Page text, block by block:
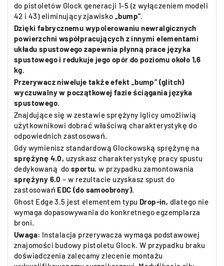
do pistoletów Glock generacji 1-5 (z wyłączeniem modeli
42 i 43) eliminujący zjawisko„bump”.
Dzięki fabrycznemu wypolerowaniu newralgicznych
powierzchni współpracujących z innymi elementami
układu spustowego zapewnia płynną prace języka
spustowego i redukuje jego opór do poziomu około 1,6
kg.
Przerywacz niweluje także efekt „bump” (glitch)
wyczuwalny w początkowej fazie ściągania języka
spustowego.
Znajdujące się w zestawie sprężyny iglicy umożliwią
użytkownikowi dobrać właściwą charakterystykę do
odpowiednich zastosowań.
Gdy wymienisz standardową Glockowską sprężynę na
sprężynę 4.0, uzyskasz charakterystykę pracy spustu
dedykowaną dosportu, w przypadku zamontowania
sprężyny 6.0 – w rezultacie uzyskasz spust do
zastosowań EDC (do samoobrony).
Ghost Edge 3.5 jest elementem typu Drop-in, dlatego nie
wymaga dopasowywania do konkretnego egzemplarza
broni.
Uwaga: Instalacja przerywacza wymaga podstawowej
znajomości budowy pistoletu Glock. W przypadku braku
doświadczenia zalecamy zlecenie montażu